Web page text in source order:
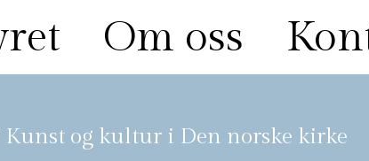
Om oss
Kunst og kultur i Den norske kirke